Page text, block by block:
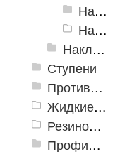
Накладки "AntiSplash" полоса
Накладки самоклеящиеся «AntiSplash», уголок
Накладки противоскользящие из каучука
Ступени
Противоскользящие ленты
Жидкие противоскользящие средства
Резиновый профиль с алюминиевой вставкой «NoSlip»
Профили закладные